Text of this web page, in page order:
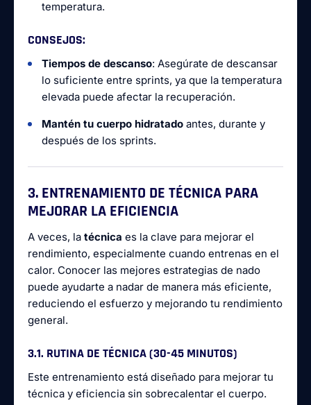
temperatura.
CONSEJOS:
Tiempos de descanso: Asegúrate de descansar
lo suficiente entre sprints, ya que la temperatura
elevada puede afectar la recuperación.
Mantén tu cuerpo hidratado antes, durante y
después de los sprints.
3. ENTRENAMIENTO DE TÉCNICA PARA
MEJORAR LA EFICIENCIA
A veces, la técnica es la clave para mejorar el
rendimiento, especialmente cuando entrenas en el
calor. Conocer las mejores estrategias de nado
puede ayudarte a nadar de manera más eficiente,
reduciendo el esfuerzo y mejorando tu rendimiento
general.
3.1. RUTINA DE TÉCNICA (30-45 MINUTOS)
Este entrenamiento está diseñado para mejorar tu
técnica y eficiencia sin sobrecalentar el cuerpo.